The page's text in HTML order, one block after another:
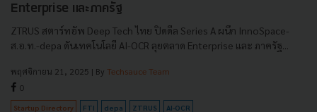
Enterprise และภาครัฐ
ZTRUS สตาร์ทอัพ Deep Tech ไทย ปิดดีล Series A ผนึก InnoSpace-
ส.อ.ท.-depa ดันเทคโนโลยี AI-OCR ลุยตลาด Enterprise และ ภาครัฐ...
พฤศจิกายน 21, 2025 | By Techsauce Team
0
Startup Directory FTI depa ZTRUS AI-OCR